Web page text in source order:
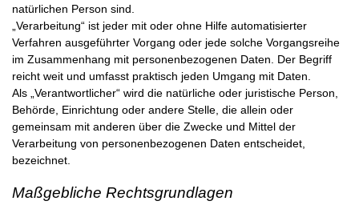
natürlichen Person sind.
„Verarbeitung“ ist jeder mit oder ohne Hilfe automatisierter
Verfahren ausgeführter Vorgang oder jede solche Vorgangsreihe
im Zusammenhang mit personenbezogenen Daten. Der Begriff
reicht weit und umfasst praktisch jeden Umgang mit Daten.
Als „Verantwortlicher“ wird die natürliche oder juristische Person,
Behörde, Einrichtung oder andere Stelle, die allein oder
gemeinsam mit anderen über die Zwecke und Mittel der
Verarbeitung von personenbezogenen Daten entscheidet,
bezeichnet.
Maßgebliche Rechtsgrundlagen